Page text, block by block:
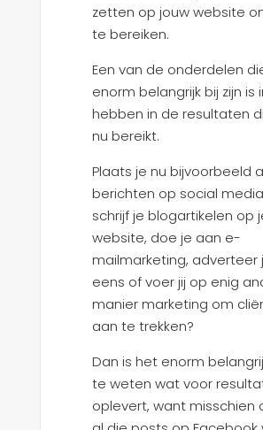
zetten op jouw website
te bereiken.
Een van de onderdelen
enorm belangrijk bij zijn is
hebben in de resultaten
nu bereikt.
Plaats je nu bijvoorbeeld
berichten op social
schrijf je blogartikelen op
website, doe je aan e-
mailmarketing, adverteer
eens of voer jij op enig
manier marketing om
aan te trekken?
Dan is het enorm
te weten wat voor
oplevert, want misschien